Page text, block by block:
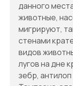
данного
животные,
мигрируют,
стенами
видов
лугов на дне
зебр, антилоп